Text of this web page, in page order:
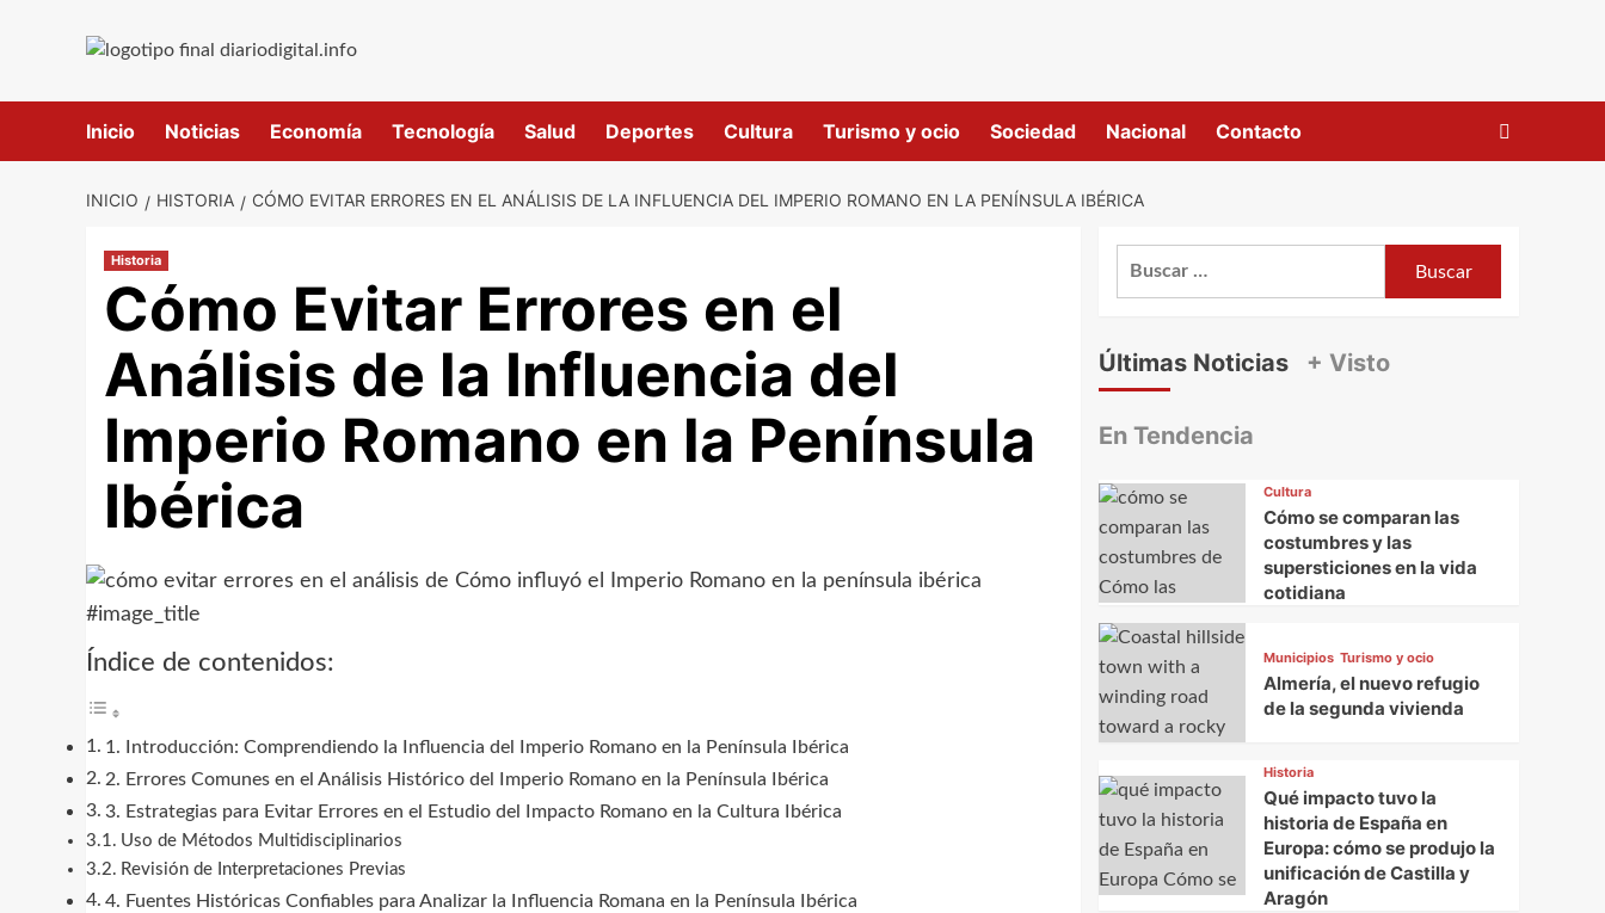
Inicio Noticias Economía Tecnología Salud Deportes Cultura Turismo y ocio Sociedad Nacional Contacto
INICIO HISTORIA CÓMO EVITAR ERRORES EN EL ANÁLISIS DE LA INFLUENCIA DEL IMPERIO ROMANO EN LA PENÍNSULA IBÉRICA
Historia
Cómo Evitar Errores en el
Análisis de la Influencia del
Imperio Romano en la Península
Ibérica
#image_title
Índice de contenidos:
1. Introducción: Comprendiendo la Influencia del Imperio Romano en la Península Ibérica
2. Errores Comunes en el Análisis Histórico del Imperio Romano en la Península Ibérica
3. Estrategias para Evitar Errores en el Estudio del Impacto Romano en la Cultura Ibérica
Uso de Métodos Multidisciplinarios
Revisión de Interpretaciones Previas
4. Fuentes Históricas Confiables para Analizar la Influencia Romana en la Península Ibérica
Últimas Noticias + Visto
En Tendencia
Cultura
Cómo se comparan las
costumbres y las
supersticiones en la vida
cotidiana
Municipios Turismo y ocio
Almería, el nuevo refugio
de la segunda vivienda
Historia
Qué impacto tuvo la
historia de España en
Europa: cómo se produjo la
unificación de Castilla y
Aragón